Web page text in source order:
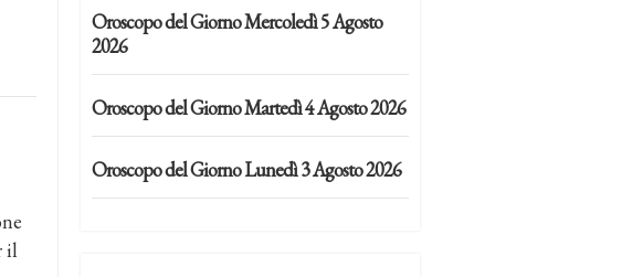
il
Oroscopo del Giorno Mercoledì 5 Agosto
2026
Oroscopo del Giorno Martedì 4 Agosto 2026
Oroscopo del Giorno Lunedì 3 Agosto 2026